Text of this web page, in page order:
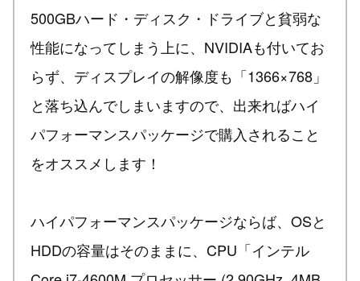
500GBハード・ディスク・ドライブと貧弱な
性能になってしまう上に、NVIDIAも付いてお
らず、ディスプレイの解像度も「1366×768」
と落ち込んでしまいますので、出来ればハイ
パフォーマンスパッケージで購入されること
をオススメします！
ハイパフォーマンスパッケージならば、OSと
HDDの容量はそのままに、CPU「インテル